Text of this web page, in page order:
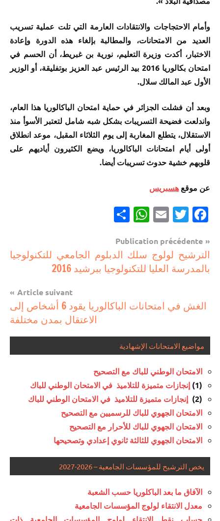
وأمام الاحتجاجات والانتقادات العارمة التي تلت عملية تسريب
العديد من الامتحانات، والمطالبة بإلغاء هذه الدورة وإعادة
الاختبار، أكدت وزيرة التعليم، نورية بن غبريط، أن الحسم في
امتحان بكالوريا 2016 بيد الرئيس عبد العزيز بوتفليقة، أو الوزير
الأول عبد المالك سلال.
وبعد أن فشلت الجزائر في حماية امتحان الباكالوريا هذا العام،
واندلعت فضيحة التسريبات بشكل شبه شامل لتعتبر الأسوأ منذ
الاستقلال، يتطلع المغاربة إلى يوم الثلاثاء المقبل، موعد انطلاق
أولى أيام امتحانات الباكالوريا، ويضع الكثيرون أياديهم على
قلوبهم خشية حدوث تسريبات أيضا.
عن موقع هسبريس
Facebook
Twitter
Email
WhatsApp
مستجدات
تربوية
Navigation
de
l’article
Publication précédente
الترشيح لولوج سلك الدبلوم الجامعي للتكنولوجيا
بالمدرسة العليا للتكنولوجيا ببرشيد 2016
Article suivant
الغش في امتحانات الباكالوريا يقود 6 أشخاص إلى
الاعتقال بمدن مختلفة
مواضيع الامتحانات الإشهادية
الامتحان الوطني للباك مع التصحيح
(1)
إنجازات متميزة للتلاميذ في الامتحان الوطني للباك
(2)
إنجازات متميزة للتلاميذ في الامتحان الوطني للباك
الامتحان الجهوي للباك للرسميين مع التصحيح
الامتحان الجهوي للباك للأحرار مع التصحيح
الامتحان الجهوي للثالثة ثانوي إعدادي وتصحيحها
يخص الترشيح للمؤسسات الجامعية – 2026-2027
الآفاق ما بعد الباكلوريا حسب الشعبة
معدل الانتقاء لولوج المؤسسات الجامعية